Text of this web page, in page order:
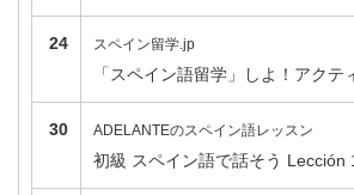
24 スペイン留学.jp
「スペイン語留学」しよ！アクテ
30 ADELANTEのスペイン語レッスン
初級 スペイン語で話そう Lección